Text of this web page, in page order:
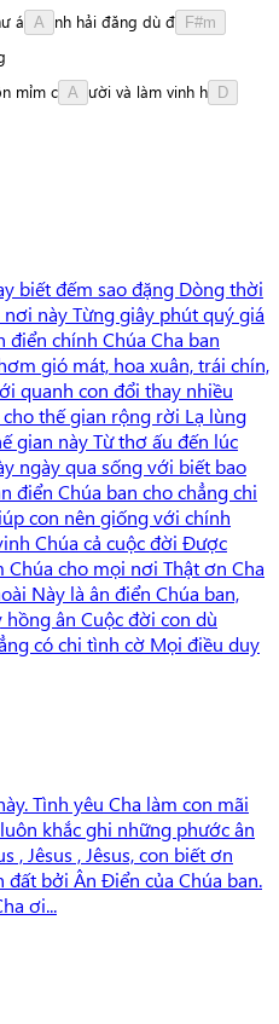
á A nh hải đăng dù đ F#m
mỉm c A ười và làm vinh h D
biết đếm sao đặng Dòng thời
này Từng giây phút quý giá
chính Chúa Cha ban
gió mát, hoa xuân, trái chín,
quanh con đổi thay nhiều
thế gian rộng rời Lạ lùng
gian này Từ thơ ấu đến lúc
ngày qua sống với biết bao
điển Chúa ban cho chẳng chi
con nên giống với chính
Chúa cả cuộc đời Được
cho mọi nơi Thật ơn Cha
Này là ân điển Chúa ban,
ân Cuộc đời con dù
có chi tình cờ Mọi điều duy
Tình yêu Cha làm con mãi
khắc ghi những phước ân
, Jêsus , Jêsus, con biết ơn
bởi Ân Điển của Chúa ban.
ơi...